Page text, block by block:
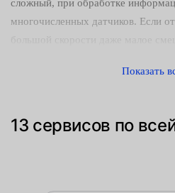
сложный, при обработке
многочисленных датчиков. Если
рекомендуем не затягивать с
Признаки неисправности
Показать
13 сервисов по